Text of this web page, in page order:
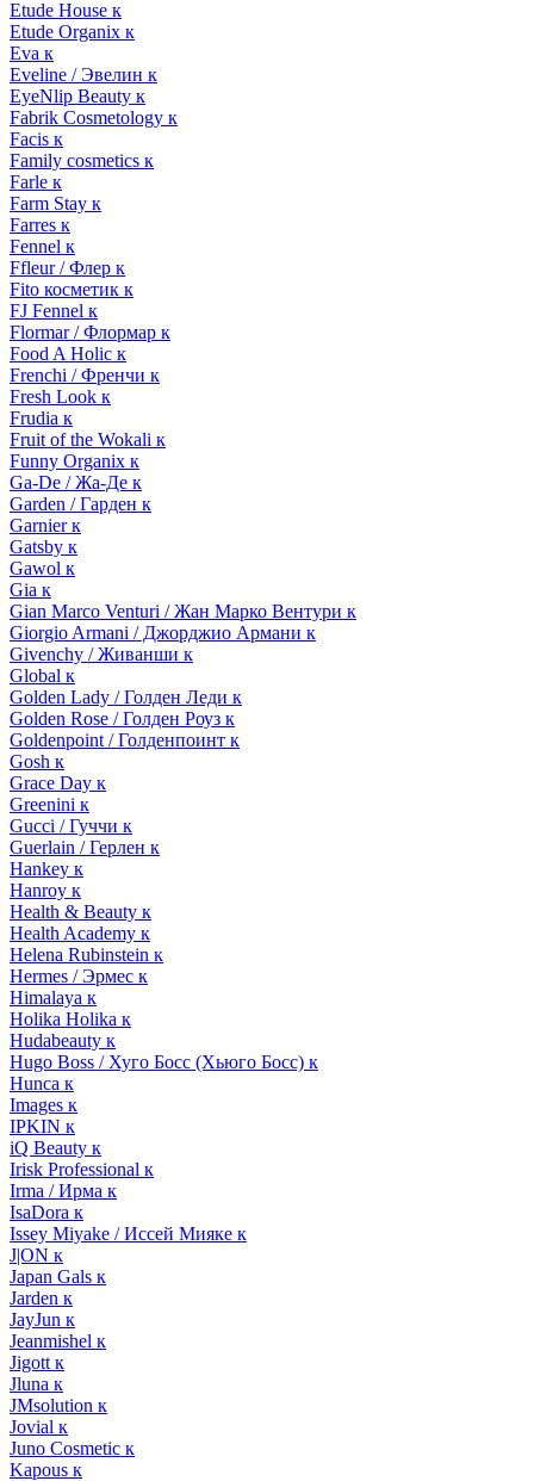
Etude House к
Etude Organix к
Eva к
Eveline / Эвелин к
EyeNlip Beauty к
Fabrik Cosmetology к
Facis к
Family cosmetics к
Farle к
Farm Stay к
Farres к
Fennel к
Ffleur / Флер к
Fito косметик к
FJ Fennel к
Flormar / Флормар к
Food A Holic к
Frenchi / Френчи к
Fresh Look к
Frudia к
Fruit of the Wokali к
Funny Organix к
Ga-De / Жа-Де к
Garden / Гарден к
Garnier к
Gatsby к
Gawol к
Gia к
Gian Marco Venturi / Жан Марко Вентури к
Giorgio Armani / Джорджио Армани к
Givenchy / Живанши к
Global к
Golden Lady / Голден Леди к
Golden Rose / Голден Роуз к
Goldenpoint / Голденпоинт к
Gosh к
Grace Day к
Greenini к
Gucci / Гуччи к
Guerlain / Герлен к
Hankey к
Hanroy к
Health & Beauty к
Health Academy к
Helena Rubinstein к
Hermes / Эрмес к
Himalaya к
Holika Holika к
Hudabeauty к
Hugo Boss / Хуго Босс (Хьюго Босс) к
Hunca к
Images к
IPKIN к
iQ Beauty к
Irisk Professional к
Irma / Ирма к
IsaDora к
Issey Miyake / Иссей Мияке к
J|ON к
Japan Gals к
Jarden к
JayJun к
Jeanmishel к
Jigott к
Jluna к
JMsolution к
Jovial к
Juno Cosmetic к
Kapous к